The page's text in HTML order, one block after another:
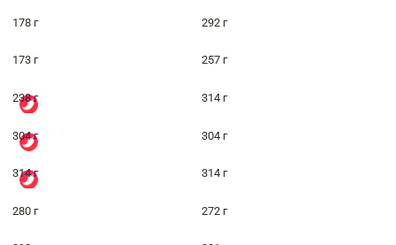
178 г 292 г
173 г 257 г
238 г 314 г
304 г 304 г
314 г 314 г
280 г 272 г